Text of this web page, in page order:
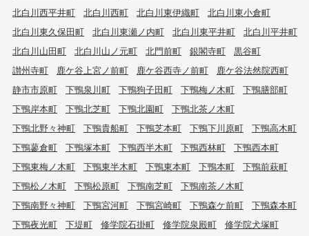
北白川西平井町
北白川西町 北白川東伊織町
北白川東小倉町
北白川東久保田町
北白川東瀬ノ内町 北白川東平井町
北白川平井町
北白川山田町
北白川山ノ元町 北門前町 銀閣寺町
黒谷町
讃州寺町
鹿ケ谷上宮ノ前町 鹿ケ谷西寺ノ前町
鹿ケ谷法然院西町
静市市原町
下鴨泉川町 下鴨狗子田町 下鴨梅ノ木町
下鴨膳部町
下鴨岸本町
下鴨北芝町 下鴨北園町
下鴨北茶ノ木町
下鴨北野々神町
下鴨貴船町 下鴨芝本町 下鴨下川原町
下鴨高木町
下鴨蓼倉町
下鴨塚本町 下鴨西半木町 下鴨西林町
下鴨西本町
下鴨東梅ノ木町
下鴨東半木町 下鴨東本町 下鴨本町
下鴨前萩町
下鴨松ノ木町
下鴨松原町 下鴨南芝町
下鴨南茶ノ木町
下鴨南野々神町
下鴨宮河町 下鴨宮崎町 下鴨森ケ前町
下鴨森本町
下鴨夜光町
下堤町 修学院石掛町 修学院泉殿町
修学院犬塚町